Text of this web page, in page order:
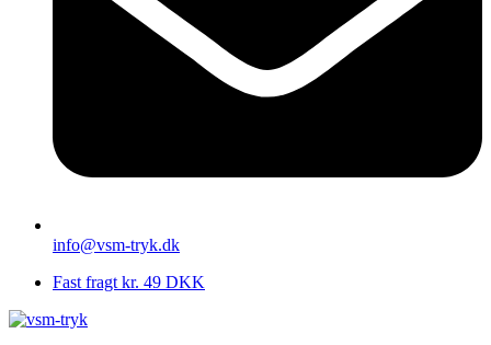
info@vsm-tryk.dk
Fast fragt kr. 49 DKK